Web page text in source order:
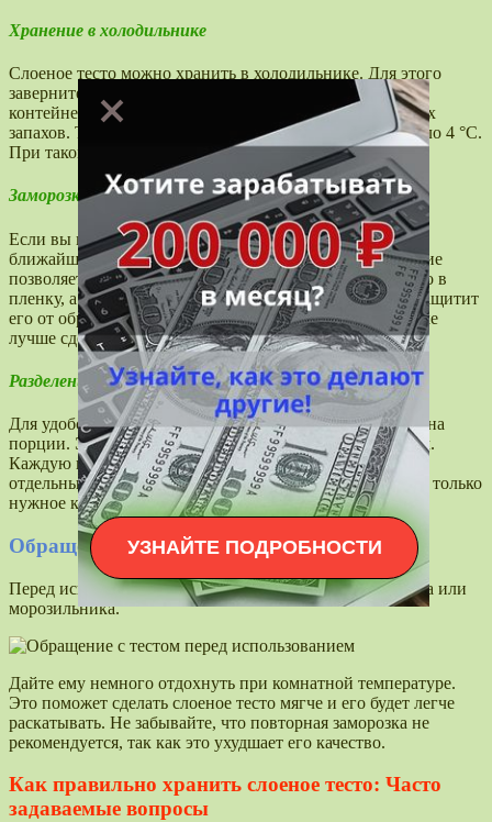
Хранение в холодильнике
Слоеное тесто можно хранить в холодильнике. Для этого
заверните его в пленку или положите в герметичный
контейнер. Это защитит от высыхания и нежелательных
запахов. Температура в холодильнике должна быть около 4 °C.
При таком хранении оно останется свежим на 2-3 дня.
Заморозка слоеного теста
Если вы не планируете использовать слоеное тесто в
ближайшее время, его лучше заморозить. Замораживание
позволяет сохранить его до 2-3 месяцев. Оберните тесто в
пленку, а затем поместите в пакет для заморозки. Это защитит
его от образования льда и обморожения. При разморозке
лучше сделать это в холодильнике за ночь.
Разделение на порции
Для удобства хранения, рекомендуется разделить тесто на
порции. Это облегчит его использование в дальнейшем.
Каждую порцию оберните в пленку или поместите в
отдельные контейнеры. Так вы сможете размораживать только
нужное количество теста.
Обращение с тестом перед использованием
Перед использованием достаньте тесто из холодильника или
морозильника.
Дайте ему немного отдохнуть при комнатной температуре.
Это поможет сделать слоеное тесто мягче и его будет легче
раскатывать. Не забывайте, что повторная заморозка не
рекомендуется, так как это ухудшает его качество.
Как правильно хранить слоеное тесто: Часто
задаваемые вопросы
УЗНАЙТЕ ПОДРОБНОСТИ